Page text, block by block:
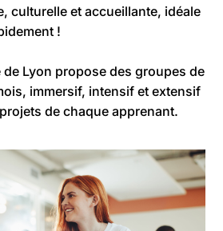
culturelle et accueillante, idéale
!
de Lyon propose des groupes de
immersif, intensif et extensif
de chaque apprenant.